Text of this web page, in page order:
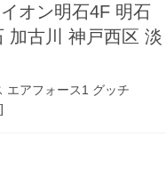
オン明石4F 明石
加古川 神戸西区 淡
エアフォース1 グッチ